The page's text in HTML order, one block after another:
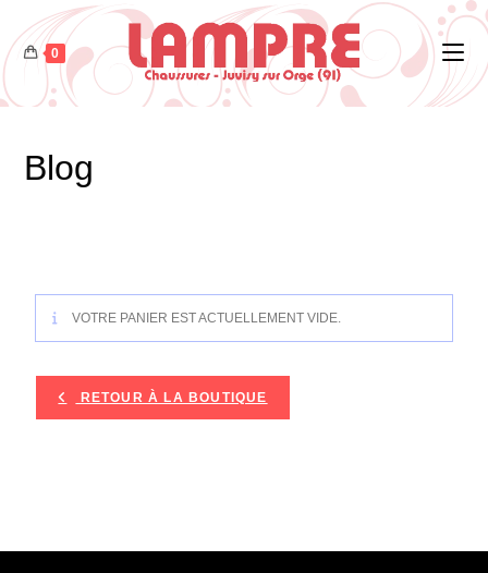
0
Blog
VOTRE PANIER EST ACTUELLEMENT VIDE.
RETOUR À LA BOUTIQUE